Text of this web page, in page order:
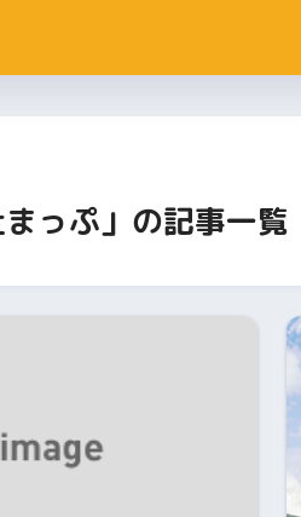
まっぷ」の記事一覧